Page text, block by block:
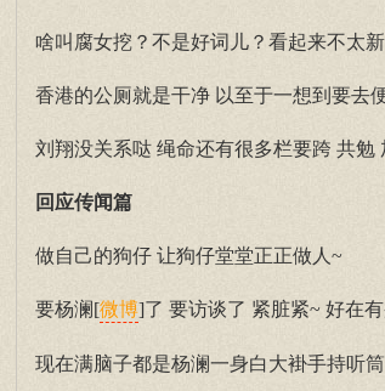
啥叫腐女挖？不是好词儿？看起来不太
香港的公厕就是干净 以至于一想到要去
刘翔没关系哒 绳命还有很多栏要跨 共勉
回应传闻篇
做自己的狗仔 让狗仔堂堂正正做人~
要杨澜[微博]了 要访谈了 紧脏紧~ 好在
现在满脑子都是杨澜一身白大褂手持听